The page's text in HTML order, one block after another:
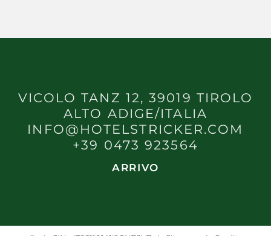
VICOLO TANZ 12, 39019 TIROLO
ALTO ADIGE/ITALIA
INFO@HOTELSTRICKER.COM
+39 0473 923564
ARRIVO